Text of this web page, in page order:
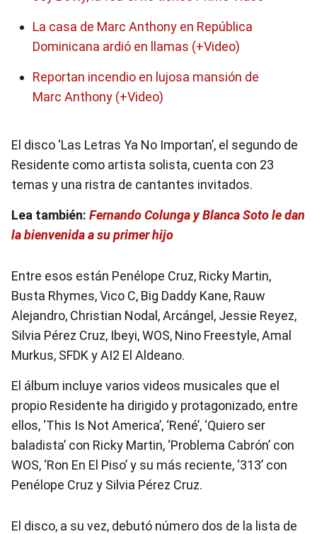
La casa de Marc Anthony en República
Dominicana ardió en llamas (+Video)
Reportan incendio en lujosa mansión de
Marc Anthony (+Video)
El disco ‘Las Letras Ya No Importan’, el segundo de
Residente como artista solista, cuenta con 23
temas y una ristra de cantantes invitados.
Lea también: Fernando Colunga y Blanca Soto le dan
la bienvenida a su primer hijo
Entre esos están Penélope Cruz, Ricky Martin,
Busta Rhymes, Vico C, Big Daddy Kane, Rauw
Alejandro, Christian Nodal, Arcángel, Jessie Reyez,
Silvia Pérez Cruz, Ibeyi, WOS, Nino Freestyle, Amal
Murkus, SFDK y AI2 El Aldeano.
El álbum incluye varios videos musicales que el
propio Residente ha dirigido y protagonizado, entre
ellos, ‘This Is Not America’, ‘René’, ‘Quiero ser
baladista’ con Ricky Martin, ‘Problema Cabrón’ con
WOS, ‘Ron En El Piso’ y su más reciente, ‘313’ con
Penélope Cruz y Silvia Pérez Cruz.
El disco, a su vez, debutó número dos de la lista de